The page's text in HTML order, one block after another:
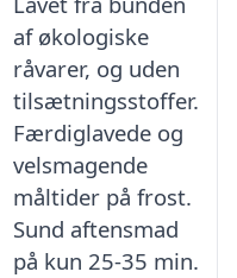
af økologiske
råvarer, og uden
tilsætningsstoffer.
Færdiglavede og
velsmagende
måltider på frost.
Sund aftensmad
på kun 25-35 min.